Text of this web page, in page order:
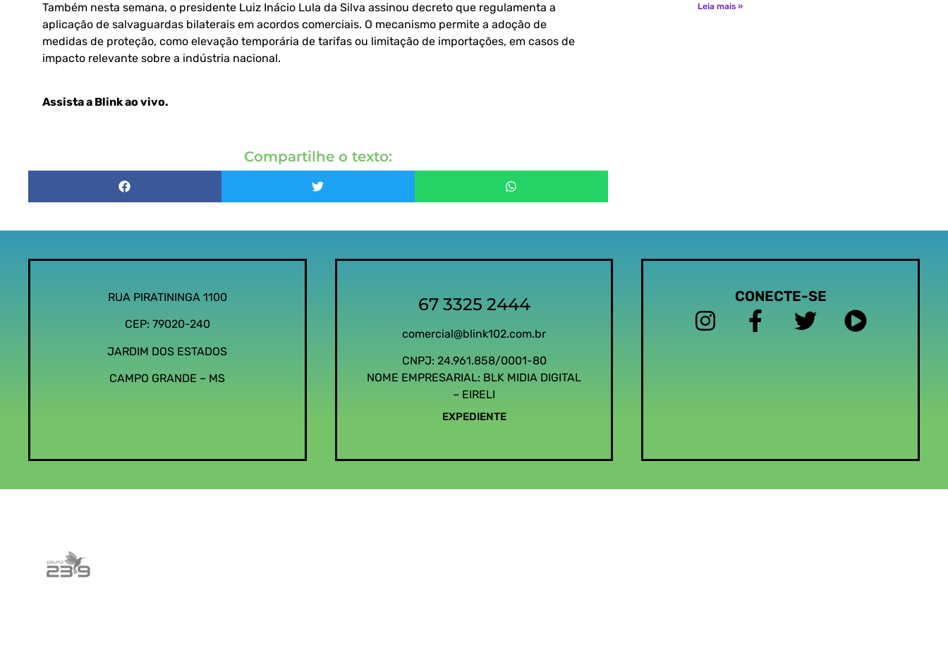
Também nesta semana, o presidente Luiz Inácio Lula da Silva assinou decreto que regulamenta a
aplicação de salvaguardas bilaterais em acordos comerciais. O mecanismo permite a adoção de
medidas de proteção, como elevação temporária de tarifas ou limitação de importações, em casos de
impacto relevante sobre a indústria nacional.
Assista a Blink ao vivo.
Compartilhe o texto:
Leia mais »
RUA PIRATININGA 1100
CEP: 79020-240
JARDIM DOS ESTADOS
CAMPO GRANDE – MS
67 3325 2444
comercial@blink102.com.br
CNPJ: 24.961.858/0001-80
NOME EMPRESARIAL: BLK MIDIA DIGITAL
– EIRELI
EXPEDIENTE
CONECTE-SE